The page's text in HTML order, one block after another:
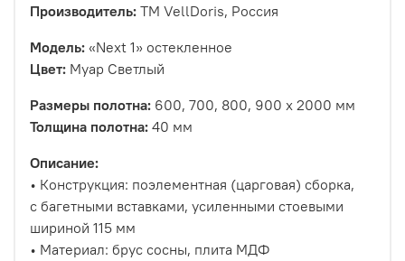
Производитель: ТМ VellDoris, Россия
Модель: «Next 1» остекленное
Цвет: Муар Светлый
Размеры полотна: 600, 700, 800, 900 х 2000 мм
Толщина полотна: 40 мм
Описание:
• Конструкция: поэлементная (царговая) сборка,
с багетными вставками, усиленными стоевыми
шириной 115 мм
• Материал: брус сосны, плита МДФ